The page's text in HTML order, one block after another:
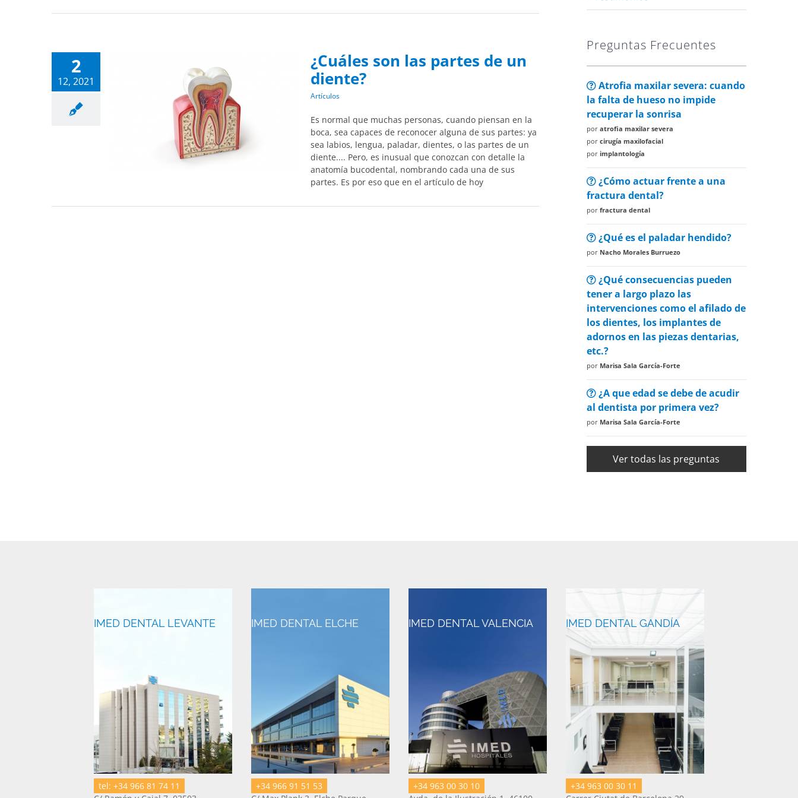
2
12, 2021
¿Cuáles son las partes de un
diente?
Artículos
Es normal que muchas personas, cuando piensan en la
boca, sea capaces de reconocer alguna de sus partes: ya
sea labios, lengua, paladar, dientes, o las partes de un
diente.... Pero, es inusual que conozcan con detalle la
anatomía bucodental, nombrando cada una de sus
partes. Es por eso que en el artículo de hoy
Preguntas Frecuentes
Atrofia maxilar severa: cuando
la falta de hueso no impide
recuperar la sonrisa
por atrofia maxilar severa
por cirugía maxilofacial
por implantología
¿Cómo actuar frente a una
fractura dental?
por fractura dental
¿Qué es el paladar hendido?
por Nacho Morales Burruezo
¿Qué consecuencias pueden
tener a largo plazo las
intervenciones como el afilado de
los dientes, los implantes de
adornos en las piezas dentarias,
etc.?
por Marisa Sala García-Forte
¿A que edad se debe de acudir
al dentista por primera vez?
por Marisa Sala García-Forte
Ver todas las preguntas
IMED DENTAL LEVANTE
tel: +34 966 81 74 11
IMED DENTAL ELCHE
+34 966 91 51 53
IMED DENTAL VALENCIA
+34 963 00 30 10
IMED DENTAL GANDÍA
+34 963 00 30 11